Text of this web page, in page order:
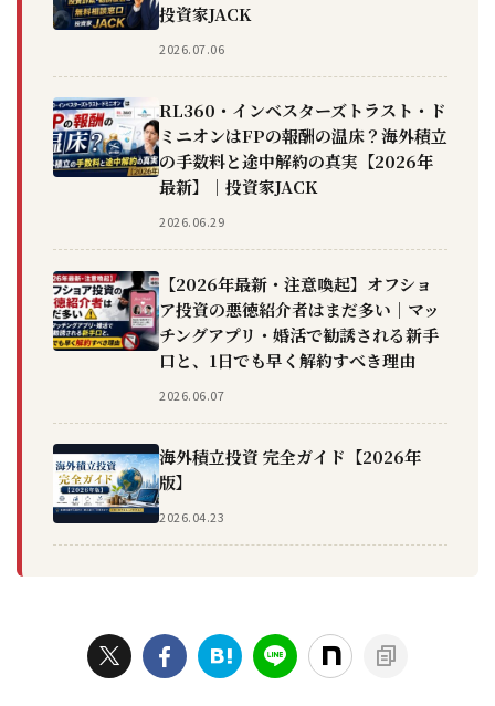
投資家JACK
2026.07.06
RL360・インベスターズトラスト・ド
ミニオンはFPの報酬の温床？海外積立
の手数料と途中解約の真実【2026年
最新】｜投資家JACK
2026.06.29
【2026年最新・注意喚起】オフショ
ア投資の悪徳紹介者はまだ多い｜マッ
チングアプリ・婚活で勧誘される新手
口と、1日でも早く解約すべき理由
2026.06.07
海外積立投資 完全ガイド【2026年
版】
2026.04.23